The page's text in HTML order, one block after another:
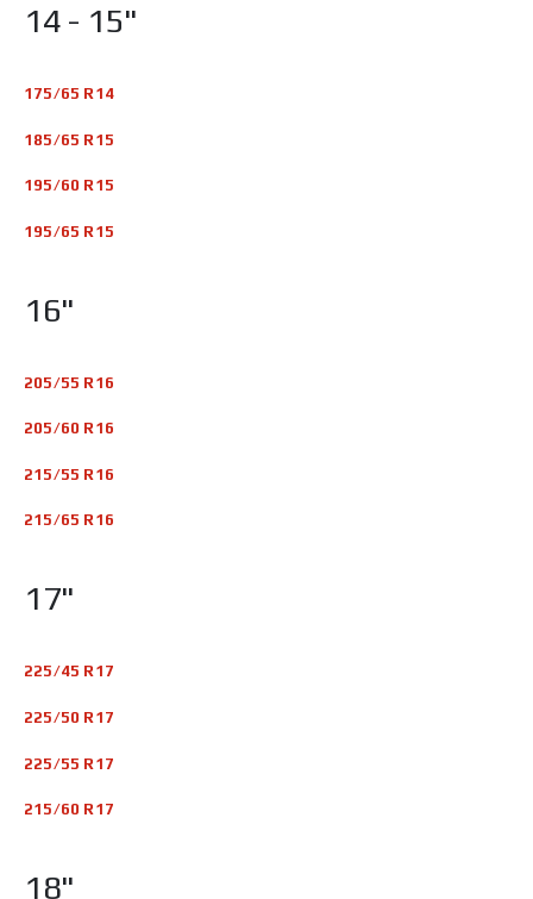
14 - 15"
175/65 R14
185/65 R15
195/60 R15
195/65 R15
16"
205/55 R16
205/60 R16
215/55 R16
215/65 R16
17"
225/45 R17
225/50 R17
225/55 R17
215/60 R17
18"